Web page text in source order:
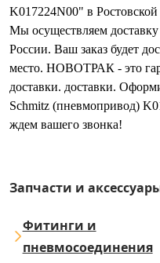
K017224N00" в Ростовской
Мы осуществляем доставку
России. Ваш заказ будет
место. НОВОТРАК - это
доставки. доставки.
Schmitz (пневмопривод)
ждем вашего звонка!
Запчасти и
Фитинги и
пневмосоединения